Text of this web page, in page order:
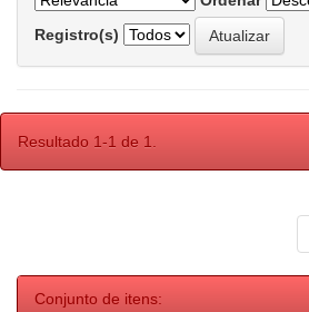
Registro(s)
Resultado 1-1 de 1.
Conjunto de itens: